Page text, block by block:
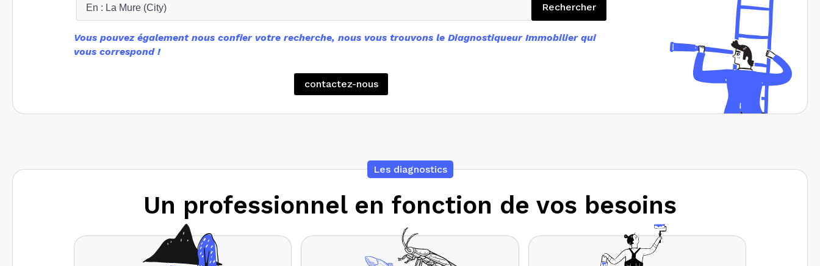
RechercherRechercher
Vous pouvez également nous confier votre recherche, nous vous trouvons le Diagnostiqueur Immobilier qui
vous correspond !
contactez-nous
Les diagnostics
Un professionnel en fonction de vos besoins